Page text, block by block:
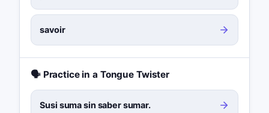
savoir
🗣️ Practice in a Tongue Twister
Susi suma sin saber sumar.